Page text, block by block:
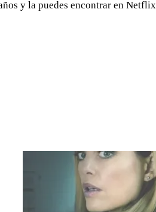
y la puedes encontrar en Netflix